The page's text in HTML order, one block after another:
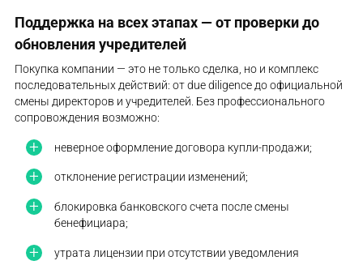
Поддержка на всех этапах — от проверки до
обновления учредителей
Покупка компании — это не только сделка, но и комплекс
последовательных действий: от due diligence до официальной
смены директоров и учредителей. Без профессионального
сопровождения возможно:
неверное оформление договора купли-продажи;
отклонение регистрации изменений;
блокировка банковского счета после смены
бенефициара;
утрата лицензии при отсутствии уведомления